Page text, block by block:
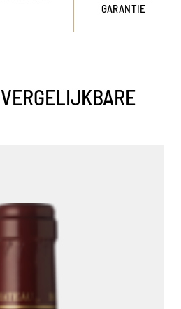
GARANTIE